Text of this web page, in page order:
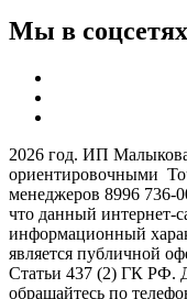
Мы в соцсетях
2026 год. ИП
ориентировочными
менеджеров 8996 736-
что данный интернет-
информационный
является публичной
Статьи 437 (2) ГК РФ.
обращайтесь по